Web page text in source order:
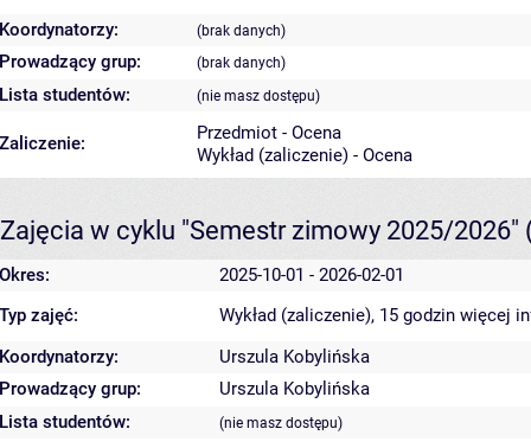
Koordynatorzy:
(brak danych)
Prowadzący grup: (brak danych)
Lista studentów: (nie masz dostępu)
Zaliczenie:
Przedmiot - Ocena
Wykład (zaliczenie) - Ocena
Zajęcia w cyklu "Semestr zimowy 2025/2026"
Okres:
2025-10-01 - 2026-02-01
Typ zajęć:
Wykład (zaliczenie), 15 godzin więcej
Koordynatorzy:
Urszula Kobylińska
Prowadzący grup:
Urszula Kobylińska
Lista studentów:
(nie masz dostępu)